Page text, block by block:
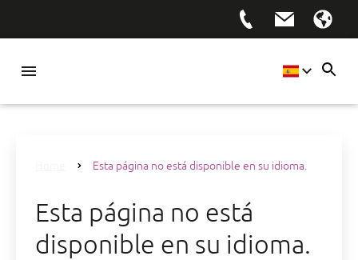
Esta página no está disponible en su idioma.
Esta página no está
disponible en su idioma.